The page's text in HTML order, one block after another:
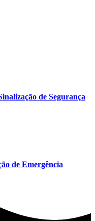
de Segurança
de Emergência